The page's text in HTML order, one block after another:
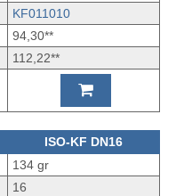
KF011010
94,30**
112,22**
ISO-KF DN16
134 gr
16